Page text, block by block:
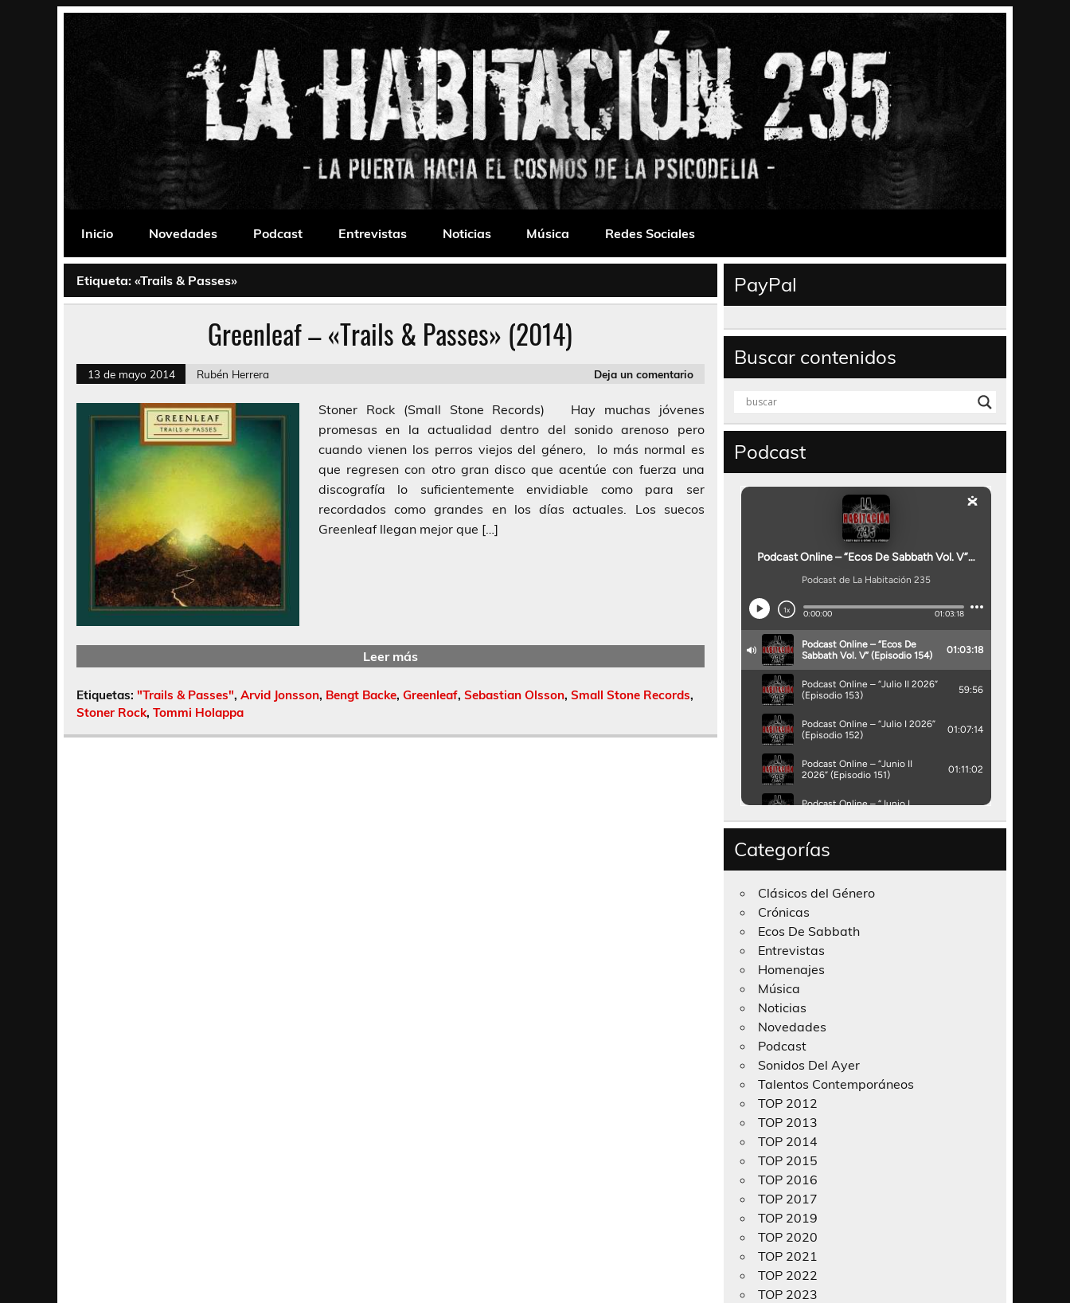
La Habitación 235
Inicio
Novedades Podcast Entrevistas Noticias Música Redes Sociales
Etiqueta: «Trails & Passes»
Greenleaf – «Trails & Passes» (2014)
13 de mayo 2014 Rubén Herrera Deja un comentario
Stoner Rock (Small Stone Records) Hay muchas jóvenes
promesas en la actualidad dentro del sonido arenoso pero
cuando vienen los perros viejos del género, lo más normal es
que regresen con otro gran disco que acentúe con fuerza una
discografía lo suficientemente envidiable como para ser
recordados como grandes en los días actuales. Los suecos
Greenleaf llegan mejor que […]
Leer más
Etiquetas: "Trails & Passes", Arvid Jonsson, Bengt Backe, Greenleaf, Sebastian Olsson, Small Stone Records,
Stoner Rock, Tommi Holappa
PayPal
Buscar contenidos
Podcast
Categorías
Clásicos del Género
Crónicas
Ecos De Sabbath
Entrevistas
Homenajes
Música
Noticias
Novedades
Podcast
Sonidos Del Ayer
Talentos Contemporáneos
TOP 2012
TOP 2013
TOP 2014
TOP 2015
TOP 2016
TOP 2017
TOP 2019
TOP 2020
TOP 2021
TOP 2022
TOP 2023